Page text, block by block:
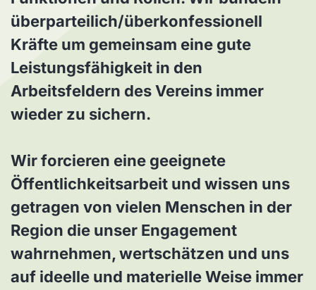
überparteilich/überkonfessionell
Kräfte um gemeinsam eine gute
Leistungsfähigkeit in den
Arbeitsfeldern des Vereins immer
wieder zu sichern.
Wir forcieren eine geeignete
Öffentlichkeitsarbeit und wissen uns
getragen von vielen Menschen in der
Region die unser Engagement
wahrnehmen, wertschätzen und uns
auf ideelle und materielle Weise immer